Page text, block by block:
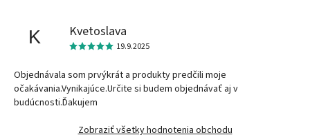
K Kvetoslava
19.9.2025
Objednávala som prvýkrát a produkty predčili moje
očakávania.Vynikajúce.Určite si budem objednávať aj v
budúcnosti.Ďakujem
Zobraziť všetky hodnotenia obchodu